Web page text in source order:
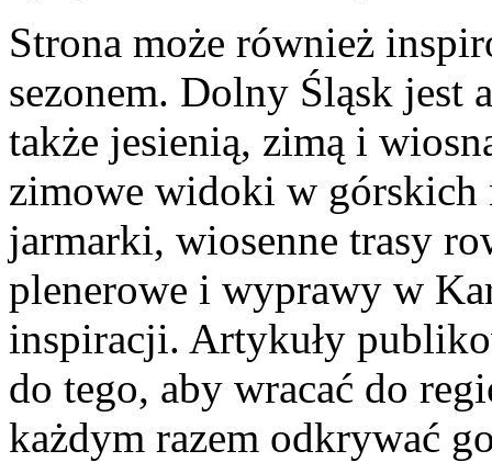
Strona może również
sezonem. Dolny Śląsk
także jesienią, zimą i
zimowe widoki w górskich
jarmarki, wiosenne trasy
plenerowe i wyprawy w
inspiracji. Artykuły
do tego, aby wracać do
każdym razem odkrywać